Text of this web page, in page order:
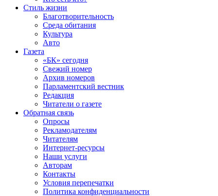
Стиль жизни
Благотворительность
Среда обитания
Культура
Авто
Газета
«БК» сегодня
Свежий номер
Архив номеров
Парламентский вестник
Редакция
Читатели о газете
Обратная связь
Опросы
Рекламодателям
Читателям
Интернет-ресурсы
Наши услуги
Авторам
Контакты
Условия перепечатки
Политика конфиденциальности